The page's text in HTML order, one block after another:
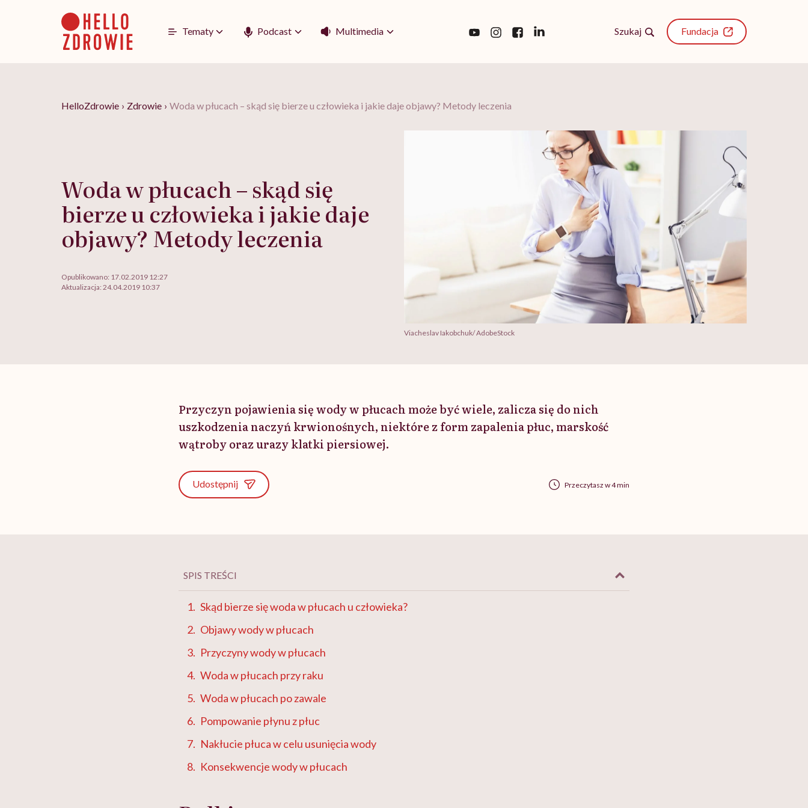
Tematy Podcast Multimedia Szukaj Fundacja
HelloZdrowie › Zdrowie › Woda w płucach – skąd się bierze u człowieka i jakie daje objawy? Metody leczenia
Woda w płucach – skąd się
bierze u człowieka i jakie daje
objawy? Metody leczenia
Opublikowano: 17.02.2019 12:27
Aktualizacja: 24.04.2019 10:37
Viacheslav Iakobchuk/ AdobeStock
Przyczyn pojawienia się wody w płucach może być wiele, zalicza się do nich
uszkodzenia naczyń krwionośnych, niektóre z form zapalenia płuc, marskość
wątroby oraz urazy klatki piersiowej.
Udostępnij Przeczytasz w 4 min
SPIS TREŚCI
Skąd bierze się woda w płucach u człowieka?
Objawy wody w płucach
Przyczyny wody w płucach
Woda w płucach przy raku
Woda w płucach po zawale
Pompowanie płynu z płuc
Nakłucie płuca w celu usunięcia wody
Konsekwencje wody w płucach